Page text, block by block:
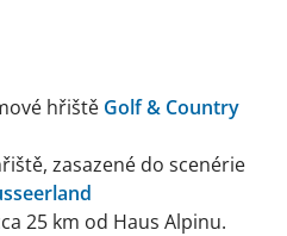
hřiště Golf & Country
zasazené do scenérie
25 km od Haus Alpinu.